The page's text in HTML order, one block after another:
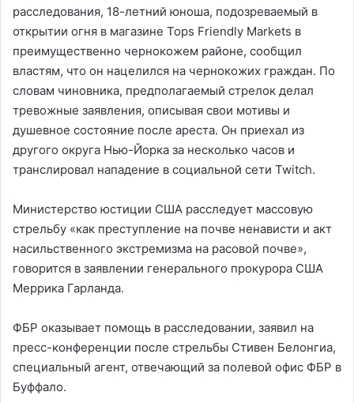
расследования, 18-летний юноша, подозреваемый в
открытии огня в магазине Tops Friendly Markets в
преимущественно чернокожем районе, сообщил
властям, что он нацелился на чернокожих граждан. По
словам чиновника, предполагаемый стрелок делал
тревожные заявления, описывая свои мотивы и
душевное состояние после ареста. Он приехал из
другого округа Нью-Йорка за несколько часов и
транслировал нападение в социальной сети Twitch.
Министерство юстиции США расследует массовую
стрельбу «как преступление на почве ненависти и акт
насильственного экстремизма на расовой почве»,
говорится в заявлении генерального прокурора США
Меррика Гарланда.
ФБР оказывает помощь в расследовании, заявил на
пресс-конференции после стрельбы Стивен Белонгиа,
специальный агент, отвечающий за полевой офис ФБР в
Буффало.